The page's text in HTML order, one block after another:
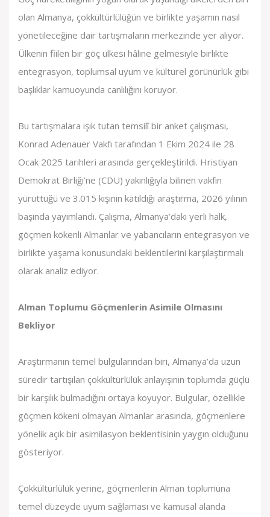
olan Almanya, çokkültürlülüğün ve birlikte yaşamın nasıl
yönetileceğine dair tartışmaların merkezinde yer alıyor.
Ülkenin fiilen bir göç ülkesi hâline gelmesiyle birlikte
entegrasyon, toplumsal uyum ve kültürel görünürlük gibi
başlıklar kamuoyunda canlılığını koruyor.
Bu tartışmalara ışık tutan temsilî bir anket çalışması,
Konrad Adenauer Vakfı tarafından 1 Ekim 2024 ile 28
Ocak 2025 tarihleri arasında gerçekleştirildi. Hristiyan
Demokrat Birliği’ne (CDU) yakınlığıyla bilinen vakfın
yürüttüğü ve 3.015 kişinin katıldığı araştırma, 2026 yılının
başında yayımlandı. Çalışma, Almanya’daki yerli halk,
göçmen kökenli Almanlar ve yabancıların entegrasyon ve
birlikte yaşama konusundaki beklentilerini karşılaştırmalı
olarak analiz ediyor.
Alman Toplumu Göçmenlerin Asimile Olmasını
Bekliyor
Araştırmanın temel bulgularından biri, Almanya’da uzun
süredir tartışılan çokkültürlülük anlayışının toplumda güçlü
bir karşılık bulmadığını ortaya koyuyor. Bulgular, özellikle
göçmen kökeni olmayan Almanlar arasında, göçmenlere
yönelik açık bir asimilasyon beklentisinin yaygın olduğunu
gösteriyor.
Çokkültürlülük yerine, göçmenlerin Alman toplumuna
temel düzeyde uyum sağlaması ve kamusal alanda